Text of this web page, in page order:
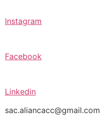
Instagram
Facebook
Linkedin
sac.aliancacc@gmail.com